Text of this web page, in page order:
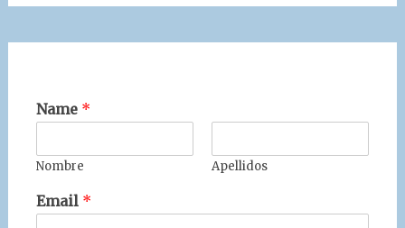
Name *
Nombre Apellidos
Email *